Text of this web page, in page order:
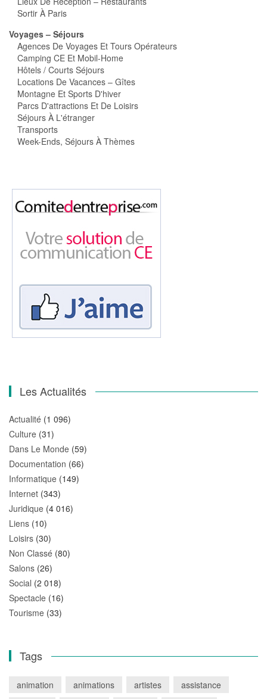
Sortir À Paris
Voyages – Séjours
Agences De Voyages Et Tours Opérateurs
Camping CE Et Mobil-Home
Hôtels / Courts Séjours
Locations De Vacances – Gîtes
Montagne Et Sports D'hiver
Parcs D'attractions Et De Loisirs
Séjours À L'étranger
Transports
Week-Ends, Séjours À Thèmes
Les Actualités
Actualité (1 096)
Culture (31)
Dans Le Monde (59)
Documentation (66)
Informatique (149)
Internet (343)
Juridique (4 016)
Liens (10)
Loisirs (30)
Non Classé (80)
Salons (26)
Social (2 018)
Spectacle (16)
Tourisme (33)
Tags
animation animations artistes
assistance